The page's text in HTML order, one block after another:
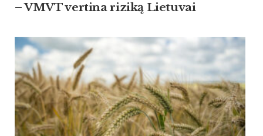
– VMVT vertina riziką Lietuvai